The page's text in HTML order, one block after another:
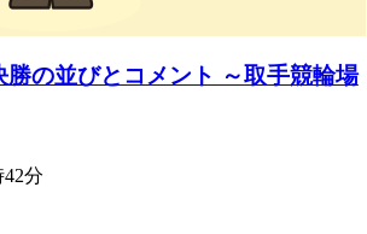
勝の並びとコメント ～取手競輪場
42分